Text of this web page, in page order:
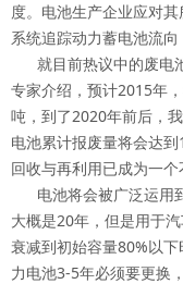
度。电池生产企业应对
系统追踪动力蓄电池流向
就目前热议中的废电
专家介绍，预计2015年
吨，到了2020年前后，
电池累计报废量将会达
回收与再利用已成为一个
电池将会被广泛运用
大概是20年，但是用于
衰减到初始容量80%以
力电池3-5年必须要更换